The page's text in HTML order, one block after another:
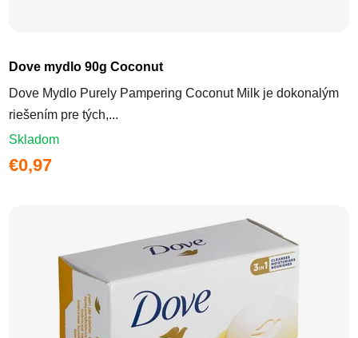
Dove mydlo 90g Coconut
Dove Mydlo Purely Pampering Coconut Milk je dokonalým
riešením pre tých,...
Skladom
€0,97